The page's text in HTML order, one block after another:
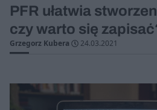
PFR ułatwia
czy warto się
Grzegorz Kubera 24.03.2021